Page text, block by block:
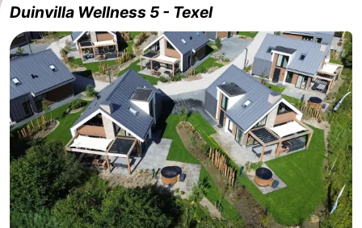
Duinvilla Wellness 5 - Texel